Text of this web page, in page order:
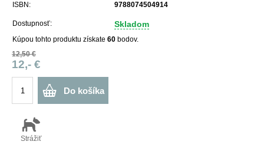
ISBN:
9788074504914
Dostupnosť: Skladom
Kúpou tohto produktu získate 60 bodov.
12,50 €
12,- €
Do košíka
Strážiť